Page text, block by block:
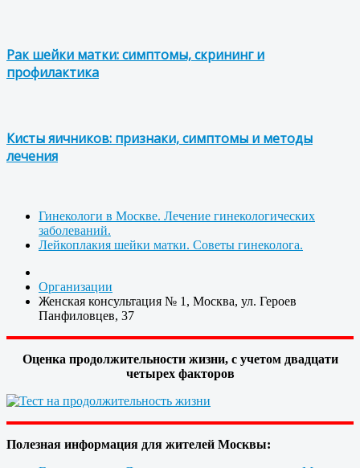
Рак шейки матки: симптомы, скрининг и
профилактика
Кисты яичников: признаки, симптомы и методы
лечения
Гинекологи в Москве. Лечение гинекологических
заболеваний.
Лейкоплакия шейки матки. Советы гинеколога.
Организации
Женская консультация № 1, Москва, ул. Героев
Панфиловцев, 37
Оценка продолжительности жизни, с учетом двадцати
четырех факторов
Полезная информация для жителей Москвы: